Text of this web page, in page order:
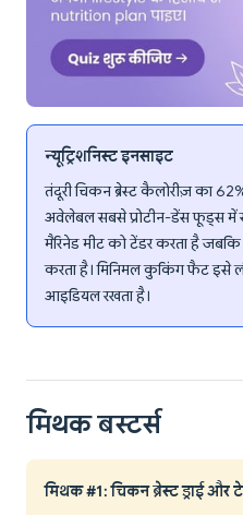
न्यूट्रिशनिस्ट इनसाइट
तंदूरी चिकन ब्रेस्ट कैलोरीज़ का
अवेलेबल सबसे प्रोटीन-डेंस फूड्स में से
मैरिनेड मीट को टेंडर करता है
करता है। मिनिमल कुकिंग फैट इसे
आइडियल रखता है।
मिथक बस्टर्स
मिथक #1: चिकन ब्रेस्ट ड्राई और